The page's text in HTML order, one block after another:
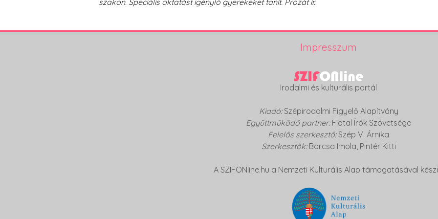
szakon. Speciális oktatást igénylő gyerekeket tanít. Prózát ír.
Impresszum
Irodalmi és kulturális portál
Kiadó:Szépirodalmi Figyelő Alapítvány
Együttműködő partner:Fiatal Írók Szövetsége
Felelős szerkesztő:Szép V. Árnika
Szerkesztők: Borcsa Imola Pintér Kitti
A SZIFONline.hu a Nemzeti Kulturális Alap támogatásával